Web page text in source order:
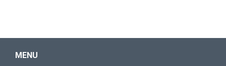
MENU